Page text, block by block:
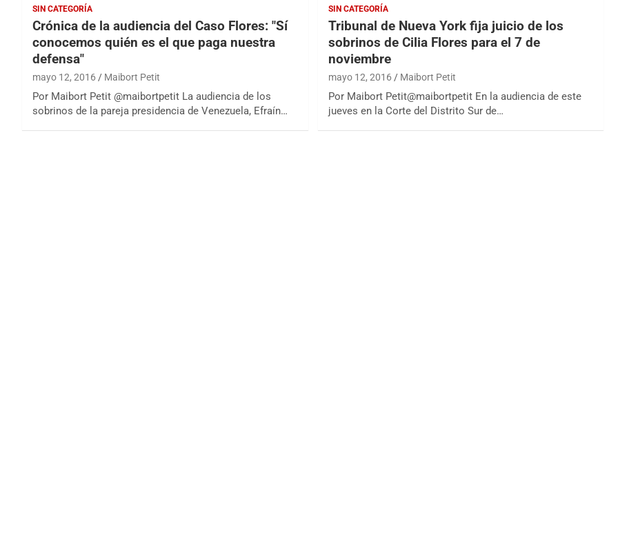
SIN CATEGORÍA
Crónica de la audiencia del Caso Flores: "Sí
conocemos quién es el que paga nuestra
defensa"
mayo 12, 2016 Maibort Petit
Por Maibort Petit @maibortpetit La audiencia de los
sobrinos de la pareja presidencia de Venezuela, Efraín…
SIN CATEGORÍA
Tribunal de Nueva York fija juicio de los
sobrinos de Cilia Flores para el 7 de
noviembre
mayo 12, 2016 Maibort Petit
Por Maibort Petit@maibortpetit En la audiencia de este
jueves en la Corte del Distrito Sur de…